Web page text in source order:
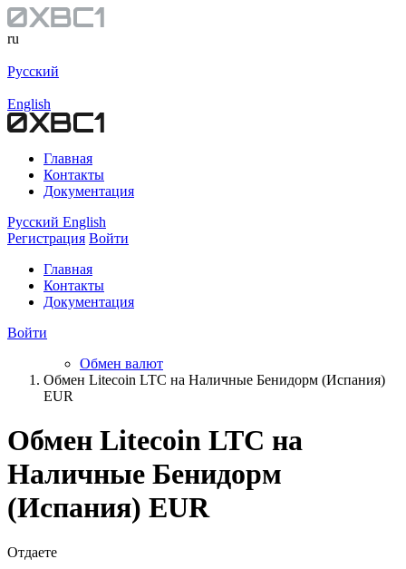
ru
Русский
English
Главная
Контакты
Документация
Русский English
Регистрация Войти
Главная
Контакты
Документация
Войти
Обмен валют
Обмен Litecoin LTC на Наличные Бенидорм (Испания)
EUR
Обмен Litecoin LTC на
Наличные Бенидорм
(Испания) EUR
Отдаете